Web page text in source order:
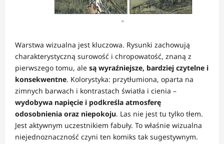
Warstwa wizualna jest kluczowa. Rysunki zachowują
charakterystyczną surowość i chropowatość, znaną z
pierwszego tomu, ale są wyraźniejsze, bardziej czytelne i
konsekwentne. Kolorystyka: przytłumiona, oparta na
zimnych barwach i kontrastach światła i cienia –
wydobywa napięcie i podkreśla atmosferę
odosobnienia oraz niepokoju. Las nie jest tu tylko tłem.
Jest aktywnym uczestnikiem fabuły. To właśnie wizualna
niejednoznaczność czyni ten komiks tak sugestywnym.